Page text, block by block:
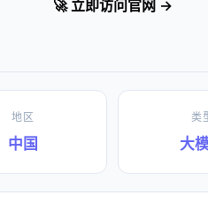
🚀 立即访问官网 →
地区
中国
类
大